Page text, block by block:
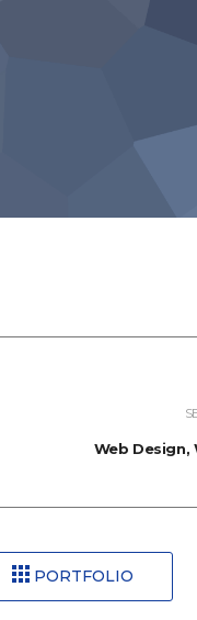
Web Design,
PORTFOLIO